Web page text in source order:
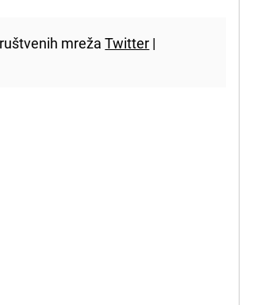
mrežaTwitter |